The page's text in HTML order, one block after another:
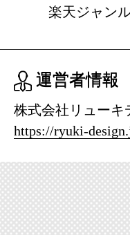
楽天ジャン
運営者情報
株式会社リューキ
https://ryuki-